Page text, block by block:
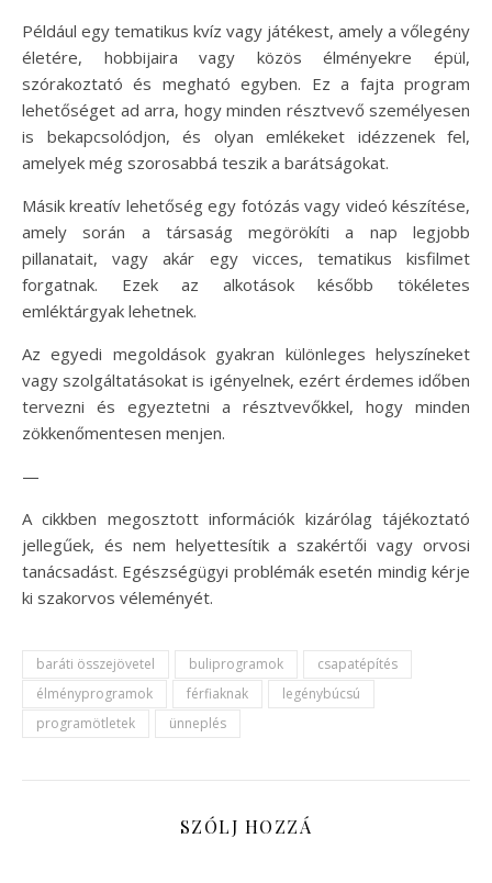
Például egy tematikus kvíz vagy játékest, amely a vőlegény
életére, hobbijaira vagy közös élményekre épül,
szórakoztató és megható egyben. Ez a fajta program
lehetőséget ad arra, hogy minden résztvevő személyesen
is bekapcsolódjon, és olyan emlékeket idézzenek fel,
amelyek még szorosabbá teszik a barátságokat.
Másik kreatív lehetőség egy fotózás vagy videó készítése,
amely során a társaság megörökíti a nap legjobb
pillanatait, vagy akár egy vicces, tematikus kisfilmet
forgatnak. Ezek az alkotások később tökéletes
emléktárgyak lehetnek.
Az egyedi megoldások gyakran különleges helyszíneket
vagy szolgáltatásokat is igényelnek, ezért érdemes időben
tervezni és egyeztetni a résztvevőkkel, hogy minden
zökkenőmentesen menjen.
—
A cikkben megosztott információk kizárólag tájékoztató
jellegűek, és nem helyettesítik a szakértői vagy orvosi
tanácsadást. Egészségügyi problémák esetén mindig kérje
ki szakorvos véleményét.
baráti összejövetel buliprogramok
csapatépítés
élményprogramok
férfiaknak
legénybúcsú
programötletek
ünneplés
SZÓLJ HOZZÁ